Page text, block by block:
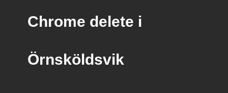
Chrome delete i
Örnsköldsvik